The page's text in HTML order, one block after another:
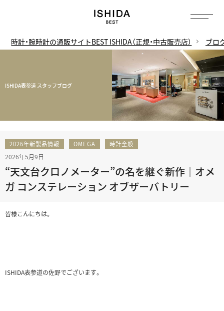
時計・腕時計の通販サイトBEST ISHIDA（正規・中古販売店） ブロ
ISHIDA表参道 スタッフブログ
2026年新製品情報 OMEGA 時計全般
2026年5月9日
“天文台クロノメーター”の名を継ぐ新作｜オメ
ガ コンステレーション オブザーバトリー
皆様こんにちは。
ISHIDA表参道の佐野でございます。